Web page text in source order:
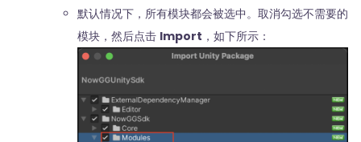
默认情况下，所有模块都会被选中。取消勾选不需要的
模块，然后点击 Import ，如下所示：